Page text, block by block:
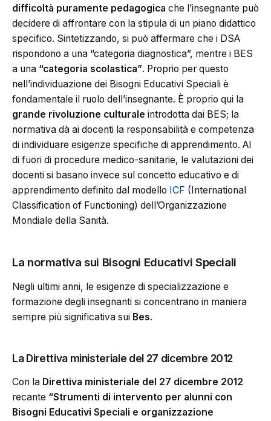
difficoltà puramente pedagogica che l’insegnante può
decidere di affrontare con la stipula di un piano didattico
specifico. Sintetizzando, si può affermare che i DSA
rispondono a una “categoria diagnostica”, mentre i BES
a una “categoria scolastica”. Proprio per questo
nell’individuazione dei Bisogni Educativi Speciali è
fondamentale il ruolo dell’insegnante. È proprio qui la
grande rivoluzione culturale introdotta dai BES; la
normativa dà ai docenti la responsabilità e competenza
di individuare esigenze specifiche di apprendimento. Al
di fuori di procedure medico-sanitarie, le valutazioni dei
docenti si basano invece sul concetto educativo e di
apprendimento definito dal modello ICF (International
Classification of Functioning) dell’Organizzazione
Mondiale della Sanità.
La normativa sui Bisogni Educativi Speciali
Negli ultimi anni, le esigenze di specializzazione e
formazione degli insegnanti si concentrano in maniera
sempre più significativa sui Bes.
La Direttiva ministeriale del 27 dicembre 2012
Con la Direttiva ministeriale del 27 dicembre 2012
recante “Strumenti di intervento per alunni con
Bisogni Educativi Speciali e organizzazione